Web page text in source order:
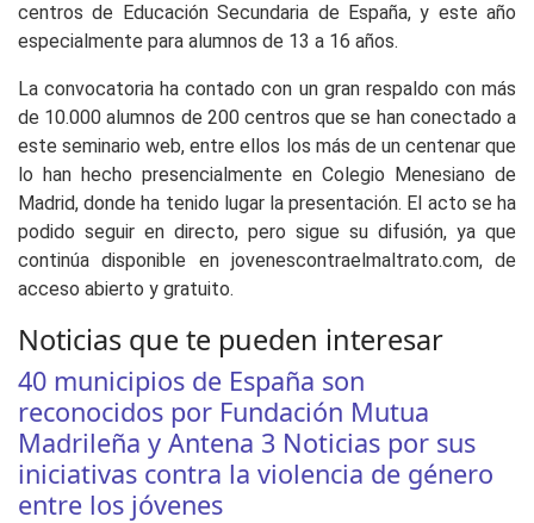
centros de Educación Secundaria de España, y este año
especialmente para alumnos de 13 a 16 años.
La convocatoria ha contado con un gran respaldo con más
de 10.000 alumnos de 200 centros que se han conectado a
este seminario web, entre ellos los más de un centenar que
lo han hecho presencialmente en Colegio Menesiano de
Madrid, donde ha tenido lugar la presentación. El acto se ha
podido seguir en directo, pero sigue su difusión, ya que
continúa disponible en jovenescontraelmaltrato.com, de
acceso abierto y gratuito.
Noticias que te pueden interesar
40 municipios de España son
reconocidos por Fundación Mutua
Madrileña y Antena 3 Noticias por sus
iniciativas contra la violencia de género
entre los jóvenes